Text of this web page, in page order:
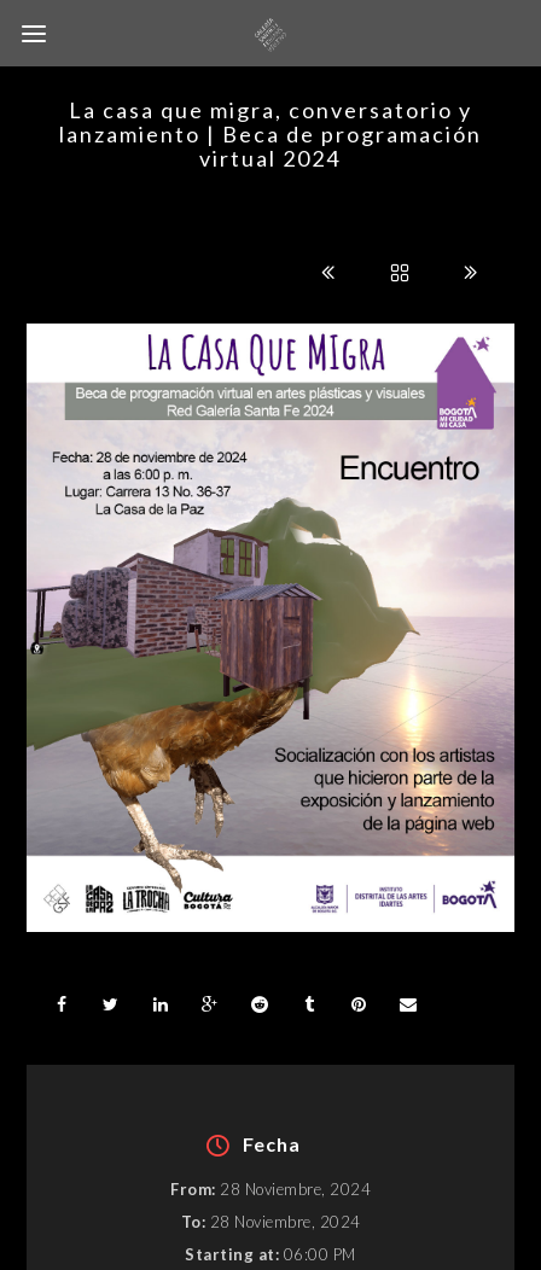
La casa que migra, conversatorio y
lanzamiento | Beca de programación
virtual 2024
Fecha
From: 28 Noviembre, 2024
To: 28 Noviembre, 2024
Starting at: 06:00 PM